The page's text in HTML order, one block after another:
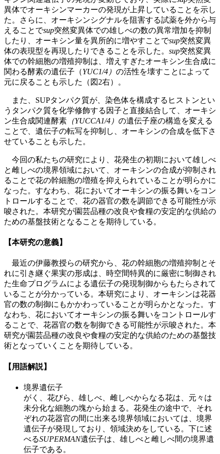
異体でオーキシンマーカーの発現が上昇していることを示し
た。さらに、オーキシンシグナルを阻害する試薬を外から与
えることでsup突然変異体での雄しべの数の異常増加を抑制
したり、オーキシン量を異所的に増やすことでsup突然変異
体の表現型を再現したりできることを示した。 sup突然変異
体での幹細胞の増殖抑制は、増えすぎたオーキシン生合成に
関わる酵素の遺伝子（YUC1/4） の活性を壊すことによって
元に戻ることも示した（図2右）。
また、SUPタンパク質が、 染色体を構成するヒストンとい
うタンパク質を化学修飾する因子と直接結合して、オーキシ
ン生合成関連酵素 （YUCCA1/4） の遺伝子座の構造を変える
ことで、遺伝子の転写を抑制し、オーキシンの合成を低下さ
せていることも示した。
今回の私たちの研究により、花発生の初期において雄しべ
と雌しべの境界領域において、オーキシンの合成が抑制され
ることで花の幹細胞の増殖を抑えられていることが明らかに
なった。すなわち、花においてオーキシンの振る舞いをコン
トロールすることで、花の器官の数を調節できる可能性が示
唆された。本研究が園芸品種の改良や食糧の安定的な供給の
ための基盤技術となることを期待している。
【本研究の意義】
最近の伊藤教授らの研究から、花の幹細胞の増殖抑制とそ
れに引き継ぐ果実の形成は、時空間特異的に厳密に制御され
た生命プログラムによる遺伝子の発現制御からもたらされて
いることが分かっている。本研究により、オーキシンは花器
官の数の制御にもかかわっていることが明らかとなった。す
なわち、花においてオーキシンの振る舞いをコントロールす
ることで、花器官の数を制御できる可能性が示唆された。本
研究が園芸品種の改良や食糧の安定的な供給のための基盤技
術となっていくことを期待している。
【用語解説】
境界遺伝子
がく、花びら、雄しべ、雌しべからなる花は、元々は
未分化な細胞の塊から始まる。花発生の途中で、それ
ぞれの花器官の間に出来る境界領域においては、境界
遺伝子が発現しており、領域決めをしている。下に述
べるSUPERMAN遺伝子は、雄しべと雌しべ間の境界遺
伝子である。